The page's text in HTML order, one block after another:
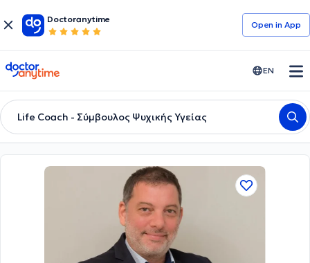
Doctoranytime
Open in Αpp
doctoranytime EN
Life Coach - Σύμβουλος Ψυχικής Υγείας